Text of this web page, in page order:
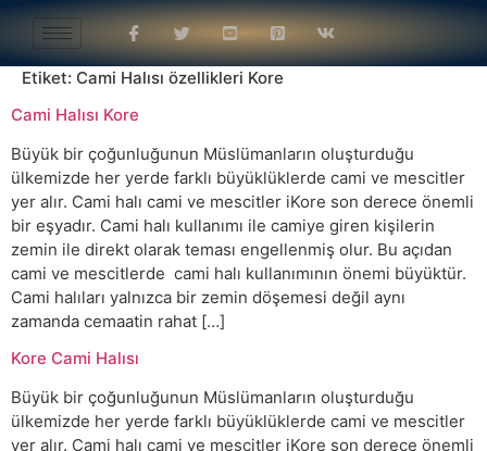
Etiket: Cami Halısı özellikleri Kore
Cami Halısı Kore
Büyük bir çoğunluğunun Müslümanların oluşturduğu
ülkemizde her yerde farklı büyüklüklerde cami ve mescitler
yer alır. Cami halı cami ve mescitler iKore son derece önemli
bir eşyadır. Cami halı kullanımı ile camiye giren kişilerin
zemin ile direkt olarak teması engellenmiş olur. Bu açıdan
cami ve mescitlerde cami halı kullanımının önemi büyüktür.
Cami halıları yalnızca bir zemin döşemesi değil aynı
zamanda cemaatin rahat […]
Kore Cami Halısı
Büyük bir çoğunluğunun Müslümanların oluşturduğu
ülkemizde her yerde farklı büyüklüklerde cami ve mescitler
yer alır. Cami halı cami ve mescitler iKore son derece önemli